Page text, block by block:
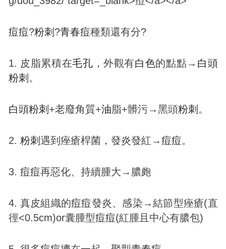
痘痘?粉刺 ?青春痘種類還有分?
1. 皮脂累積在毛孔 ，外觀有白色的點點→ 白頭
粉刺 。
白頭粉刺 +老廢角質+油脂+髒污→黑頭粉刺 。
2. 粉刺遇到痤瘡桿菌，發炎發紅→痘痘。
3. 痘痘再惡化、持續腫大→膿皰
4. 真皮組織的痘痘發炎、感染→結節型痤瘡(直
徑<0.5cm)or囊腫型痘痘(紅腫且中心有膿包)